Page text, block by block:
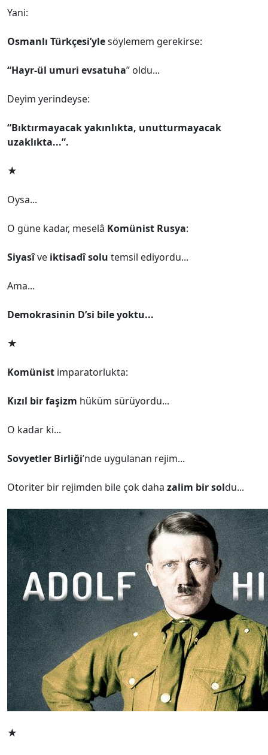
Yani:
Osmanlı Türkçesi’ylesöylemem gerekirse:
“Hayr-ül umuri evsatuha” oldu...
Deyim yerindeyse:
“Bıktırmayacak yakınlıkta, unutturmayacak
uzaklıkta...”.
★
Oysa...
O güne kadar, meselâ Komünist Rusya:
Siyasîve iktisadî solu temsil ediyordu...
Ama...
Demokrasinin D’si bile yoktu...
★
Komünist imparatorlukta:
Kızıl bir faşizm hüküm sürüyordu...
O kadar ki...
Sovyetler Birliği’nde uygulanan rejim...
Otoriter bir rejimden bile çok daha zalim bir soldu...
★